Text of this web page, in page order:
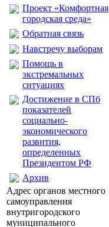
Проект «Комфортная
городская среда»
Обратная связь
Навстречу выборам
Помощь в
экстремальных
ситуациях
Достижение в СПб
показателей
социально-
экономического
развития,
определенных
Президентом РФ
Архив
Адрес органов местного
самоуправления
внутригородского
муниципального